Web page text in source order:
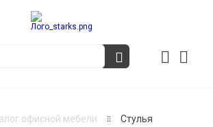
офисной мебели Стулья